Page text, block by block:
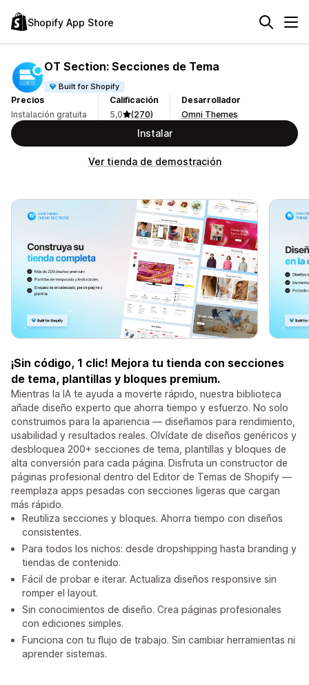
Shopify App Store
OT Section: Secciones de Tema
Built for Shopify
Precios
Instalación gratuita
Calificación
5,0
(270)
Desarrollador
Omni Themes
Instalar
Ver tienda de demostración
¡Sin código, 1 clic! Mejora tu tienda con secciones
de tema, plantillas y bloques premium.
Mientras la IA te ayuda a moverte rápido, nuestra biblioteca
añade diseño experto que ahorra tiempo y esfuerzo. No solo
construimos para la apariencia — diseñamos para rendimiento,
usabilidad y resultados reales. Olvídate de diseños genéricos y
desbloquea 200+ secciones de tema, plantillas y bloques de
alta conversión para cada página. Disfruta un constructor de
páginas profesional dentro del Editor de Temas de Shopify —
reemplaza apps pesadas con secciones ligeras que cargan
más rápido.
Reutiliza secciones y bloques. Ahorra tiempo con diseños
consistentes.
Para todos los nichos: desde dropshipping hasta branding y
tiendas de contenido.
Fácil de probar e iterar. Actualiza diseños responsive sin
romper el layout.
Sin conocimientos de diseño. Crea páginas profesionales
con ediciones simples.
Funciona con tu flujo de trabajo. Sin cambiar herramientas ni
aprender sistemas.